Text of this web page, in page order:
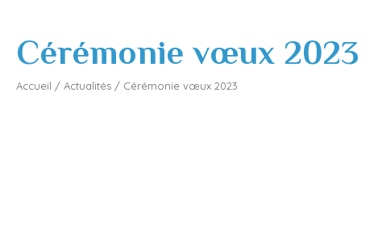
Cérémonie vœux 2023
Accueil / Actualités / Cérémonie vœux 2023